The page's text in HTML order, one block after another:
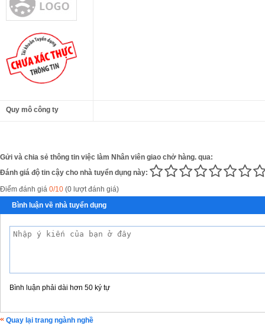
Quy mô công ty
Gửi và chia sẻ thông tin việc làm Nhân viên giao chở hàng. qua:
Đánh giá độ tin cậy cho nhà tuyển dụng này:
Điểm đánh giá 0/10 (0 lượt đánh giá)
Bình luận về nhà tuyển dụng
Bình luận phải dài hơn 50 ký tự
Quay lại trang ngành nghề